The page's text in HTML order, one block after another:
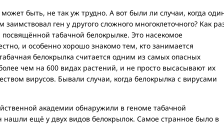
быть, не так уж трудно. А вот были ли случаи, когда
ген у другого сложного многоклеточного? Как
посвящённой табачной белокрылке. Это насекомое
и особенно хорошо знакомо тем, кто занимается
белокрылка считается одним из самых опасных
чем на 600 видах растений, и не просто высасывают их
вирусов. Бывали случаи, когда белокрылка с вирусами
академии обнаружили в геноме табачной
нашли ещё у двух видов белокрылок. Самое странное было в